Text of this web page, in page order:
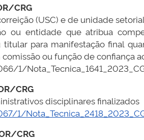
CRG
(USC) e de unidade
ou entidade que atribua
para manifestação final
ou função de confiança
CRG
disciplinares finalizados
1/
CRG